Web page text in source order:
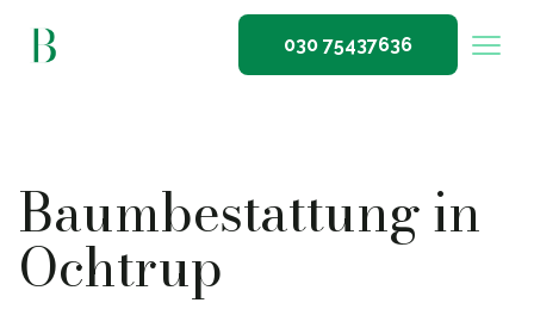
030 75437636
Baumbestattung in
Ochtrup